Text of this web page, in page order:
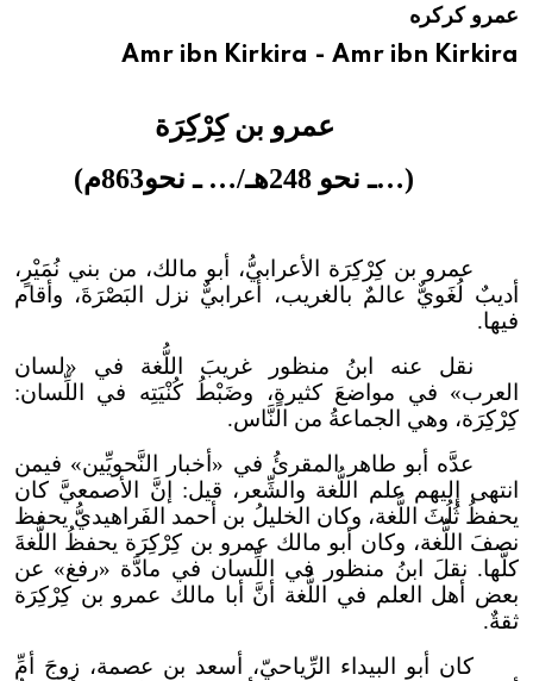
هيئة الموسوعة العربية تطلق موسوعات جديدة في عام 2026عمرو كركره
Amr ibn Kirkira - Amr ibn Kirkira
عمرو بن كِرْكِرَة
(…ـ نحو 248هـ/… ـ نحو863م)
عمرو بن كِرْكِرَة الأعرابيُّ، أبو مالك، من بني نُمَيْرٍ،
أديبٌ لُغَويٌّ عالمٌ بالغريب، أعرابيٌّ نزل البَصْرَةَ، وأقام
فيها.
نقل عنه ابنُ منظور غريبَ اللُّغة في «لسان
العرب» في مواضعَ كثيرةٍ، وضَبْطُ كُنْيَتِه في اللِّسان:
كِرْكِرَة، وهي الجماعةُ من النَّاس.
عدَّه أبو طاهر المقرئُ في «أخبار النَّحويِّين» فيمن
انتهى إليهم علم اللُّغة والشِّعر، قيل: إنَّ الأصمعيَّ كان
يحفظُ ثُلُثَ اللُّغة، وكان الخليلُ بن أحمد الفَراهيديُّ يحفظ
نصفَ اللُّغة، وكان أبو مالك عمرو بن كِرْكِرَة يحفظُ اللُّغةَ
كلَّها. نقلَ ابنُ منظور في اللِّسان في مادَّة «رفغ» عن
بعض أهل العلم في اللُّغة أنَّ أبا مالك عمرو بن كِرْكِرَة
ثقةٌ.
كان أبو البيداء الرِّياحيّ، أسعد بن عصمة، زوجَ أمِّ